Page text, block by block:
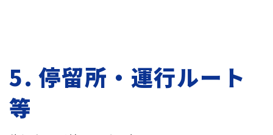
5. 停留所・運行ルート
等